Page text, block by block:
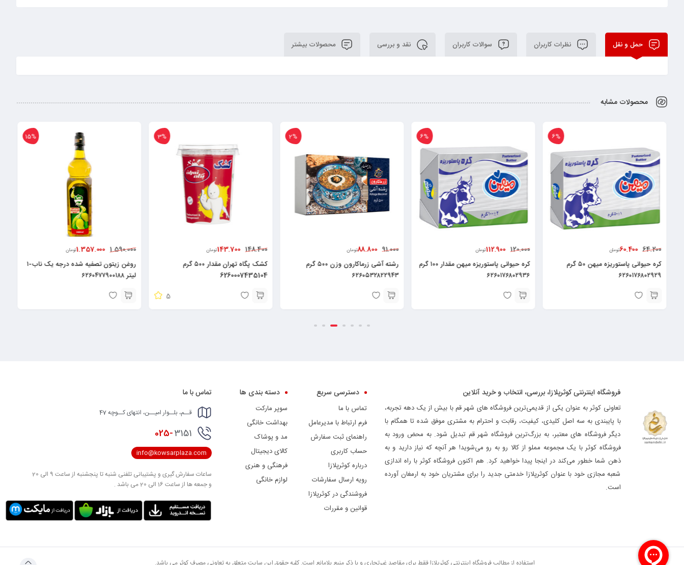
حمل و نقل نظرات کاربران سوالات کاربران نقد و بررسی محصولات بیشتر
محصولات مشابه
کره حیوانی پاستوریزه میهن ۵۰ گرم
120.000
کره حیوانی پاستوریزه میهن مقدار ۱۰۰ گرم
91.000
رشته آشی زرماکارون وزن ۵۰۰ گرم
148.400
6260007435104
5
1.590.000
روغن زیتون تصفیه شده درجه یک ناب-۱
لیتر ۶۲۶۰۴۷۷۹۰۰۱۸۸
265.000
۶۲۶۰۱۷۰۲۵۰۳۶۸
فروشگاه اینترنتی کوثرپلازا، بررسی، انتخاب و خرید آنلاین
تعاونی کوثر به عنوان یکی از قدیمی‌ترین فروشگاه های شهر قم با بیش از یک دهه تجربه،
با پایبندی به سه اصل کلیدی، کیفیت، رقابت و احترام به مشتری موفق شده تا همگام با
دیگر فروشگاه های معتبر، به بزرگ‌ترین فروشگاه شهر قم تبدیل شود. به محض ورود به
فروشگاه کوثر با یک مجموعه مملو از کالا رو به رو می‌شوید! هر آنچه که نیاز دارید و به
ذهن شما خطور می‌کند در اینجا پیدا خواهید کرد. هم اکنون فروشگاه کوثر با راه اندازی
شعبه مجازی خود با عنوان کوثرپلازا خدمتی جدید را برای مشتریان خود به ارمغان آورده
است.
دسترسی سریع
تماس با ما
فرم ارتباط با مدیرعامل
راهنمای ثبت سفارش
حساب کاربری
درباره کوثرپلازا
رویه ارسال سفارشات
فروشندگی در کوثرپلازا
قوانین و مقررات
دسته بندی ها
سوپر مارکت
بهداشت خانگی
مد و پوشاک
کالای دیجیتال
فرهنگی و هنری
لوازم خانگی
تماس با ما
قــم، بلــوار امیــن، انتهای کــوچه 47
025-3151
info@kowsarplaza.com
ساعات سفارش گیری و پشتیبانی تلفنی شنبه تا پنجشنبه از ساعت 9 الی 20
و جمعه ها از ساعت 16 الی 20 می باشد .
استفاده از مطالب فروشگاه اینترنتی کوثرپلازا فقط برای مقاصد غیرتجاری و با ذکر منبع بلامانع است. کلیه حقوق این سایت متعلق به تعاونی مصرف کوثر می باشد.